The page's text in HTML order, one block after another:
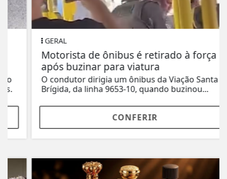
GERAL
Motorista de ônibus é retirado à força
após buzinar para viatura
O condutor dirigia um ônibus da Viação Santa
Brígida, da linha 9653-10, quando buzinou...
CONFERIR